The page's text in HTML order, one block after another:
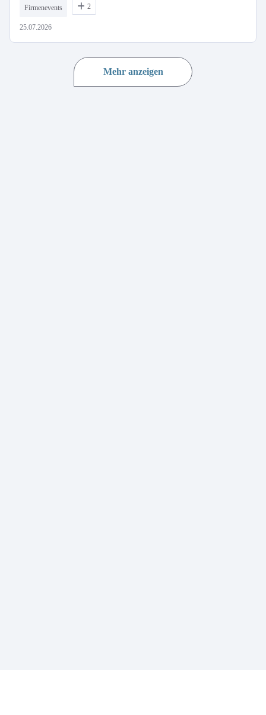
Firmenevents 2
25.07.2026
Mehr anzeigen